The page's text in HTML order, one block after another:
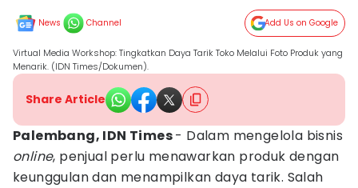
News Channel Add Us on Google
Virtual Media Workshop: Tingkatkan Daya Tarik Toko Melalui Foto Produk yang
Menarik. (IDN Times/Dokumen).
Share Article
Palembang, IDN Times- Dalam mengelola bisnis
online, penjual perlu menawarkan produk dengan
keunggulan dan menampilkan daya tarik. Salah